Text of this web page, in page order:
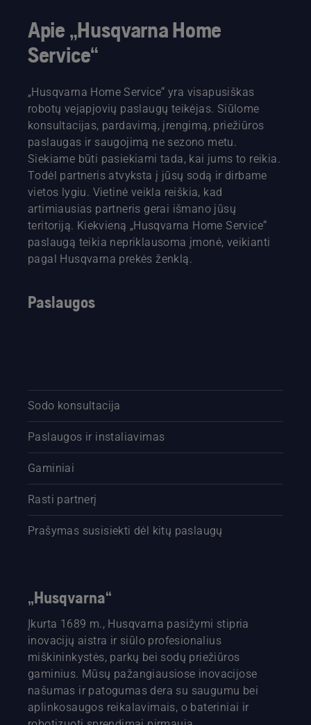
Apie „Husqvarna Home
Service“
„Husqvarna Home Service“ yra visapusiškas
robotų vejapjovių paslaugų teikėjas. Siūlome
konsultacijas, pardavimą, įrengimą, priežiūros
paslaugas ir saugojimą ne sezono metu.
Siekiame būti pasiekiami tada, kai jums to reikia.
Todėl partneris atvyksta į jūsų sodą ir dirbame
vietos lygiu. Vietinė veikla reiškia, kad
artimiausias partneris gerai išmano jūsų
teritoriją. Kiekvieną „Husqvarna Home Service“
paslaugą teikia nepriklausoma įmonė, veikianti
pagal Husqvarna prekės ženklą.
Paslaugos
Sodo konsultacija
Paslaugos ir instaliavimas
Gaminiai
Rasti partnerį
Prašymas susisiekti dėl kitų paslaugų
„Husqvarna“
Įkurta 1689 m., Husqvarna pasižymi stipria
inovacijų aistra ir siūlo profesionalius
miškininkystės, parkų bei sodų priežiūros
gaminius. Mūsų pažangiausiose inovacijose
našumas ir patogumas dera su saugumu bei
aplinkosaugos reikalavimais, o bateriniai ir